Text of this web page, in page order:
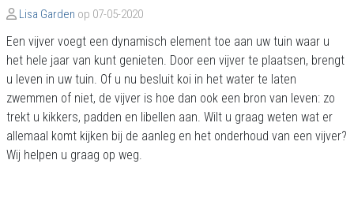
Lisa Garden op 07-05-2020
Een vijver voegt een dynamisch element toe aan uw tuin waar u
het hele jaar van kunt genieten. Door een vijver te plaatsen, brengt
u leven in uw tuin. Of u nu besluit koi in het water te laten
zwemmen of niet, de vijver is hoe dan ook een bron van leven: zo
trekt u kikkers, padden en libellen aan. Wilt u graag weten wat er
allemaal komt kijken bij de aanleg en het onderhoud van een vijver?
Wij helpen u graag op weg.